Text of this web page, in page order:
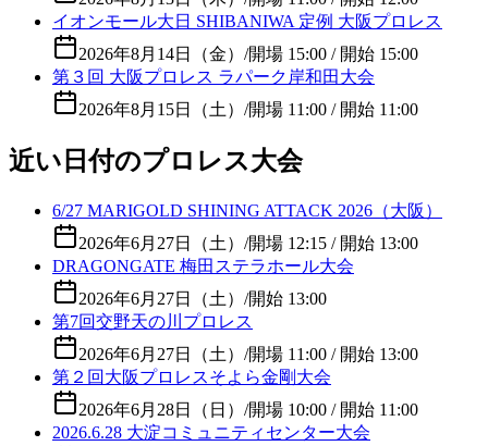
イオンモール大日 SHIBANIWA 定例 大阪プロレス
2026年8月14日（金） /開場 15:00 / 開始 15:00
第３回 大阪プロレス ラパーク岸和田大会
2026年8月15日（土） /開場 11:00 / 開始 11:00
近い日付のプロレス大会
6/27 MARIGOLD SHINING ATTACK 2026（大阪）
2026年6月27日（土） /開場 12:15 / 開始 13:00
DRAGONGATE 梅田ステラホール大会
2026年6月27日（土） /開始 13:00
第7回交野天の川プロレス
2026年6月27日（土） /開場 11:00 / 開始 13:00
第２回大阪プロレスそよら金剛大会
2026年6月28日（日） /開場 10:00 / 開始 11:00
2026.6.28 大淀コミュニティセンター大会